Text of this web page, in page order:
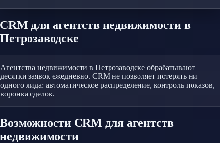
CRM для агентств недвижимости в
Петрозаводске
Агентства недвижимости в Петрозаводске обрабатывают
десятки заявок ежедневно. CRM не позволяет потерять ни
одного лида: автоматическое распределение, контроль показов,
воронка сделок.
Возможности CRM для агентств
недвижимости